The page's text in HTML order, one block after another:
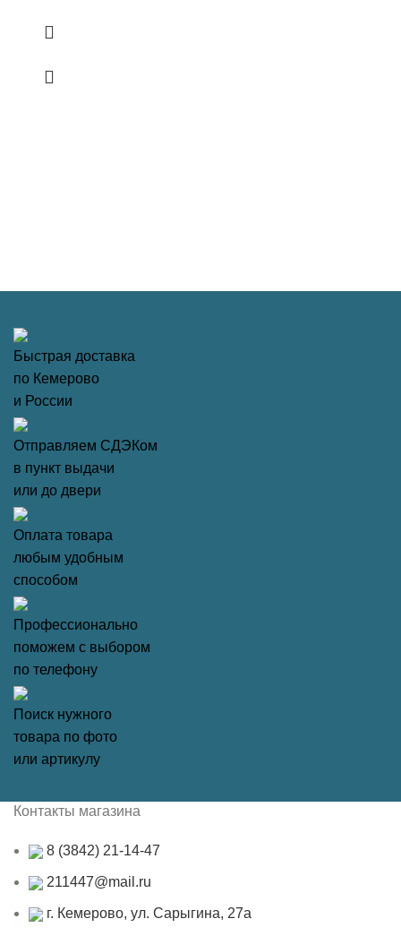
Быстрая доставка
по Кемерово
и России
Отправляем СДЭКом
в пункт выдачи
или до двери
Оплата товара
любым удобным
способом
Профессионально
поможем с выбором
по телефону
Поиск нужного
товара по фото
или артикулу
Контакты магазина
8 (3842) 21-14-47
211447@mail.ru
г. Кемерово, ул. Сарыгина, 27а